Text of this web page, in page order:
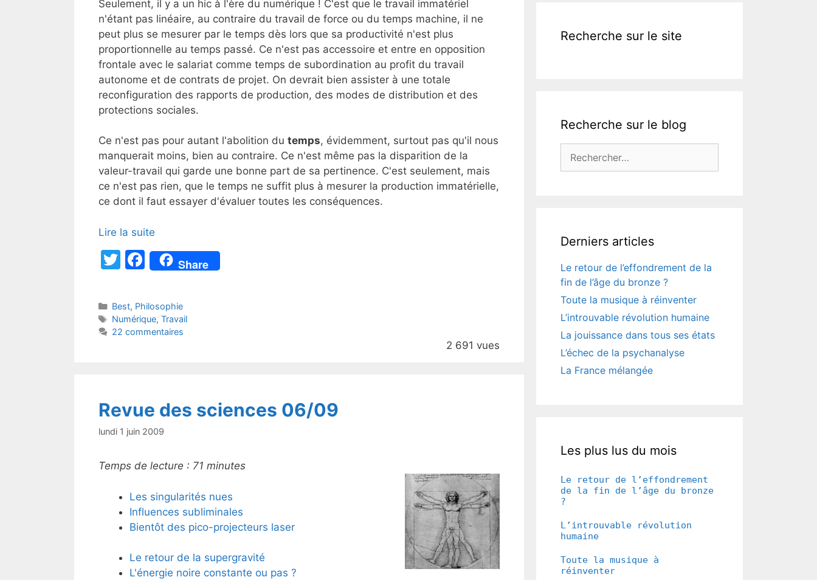
Seulement, il y a un hic à l'ère du numérique ! C'est que le travail immatériel
n'étant pas linéaire, au contraire du travail de force ou du temps machine, il ne
peut plus se mesurer par le temps dès lors que sa productivité n'est plus
proportionnelle au temps passé. Ce n'est pas accessoire et entre en opposition
frontale avec le salariat comme temps de subordination au profit du travail
autonome et de contrats de projet. On devrait bien assister à une totale
reconfiguration des rapports de production, des modes de distribution et des
protections sociales.
Ce n'est pas pour autant l'abolition du temps, évidemment, surtout pas qu'il nous
manquerait moins, bien au contraire. Ce n'est même pas la disparition de la
valeur-travail qui garde une bonne part de sa pertinence. C'est seulement, mais
ce n'est pas rien, que le temps ne suffit plus à mesurer la production immatérielle,
ce dont il faut essayer d'évaluer toutes les conséquences.
Lire la suite
T
itt
er
F
a
c
e
b
Share
Catégories
Best, Philosophie
Étiquettes
Numérique, Travail
22 commentaires
2 691 vues
Revue des sciences 06/09
lundi 1 juin 2009
Temps de lecture : 71 minutes
Les singularités nues
Influences subliminales
Bientôt des pico-projecteurs laser
Le retour de la supergravité
L'énergie noire constante ou pas ?
Recherche sur le site
Recherche sur le blog
Derniers articles
Le retour de l’effondrement de la
fin de l’âge du bronze ?
Toute la musique à réinventer
L’introuvable révolution humaine
La jouissance dans tous ses états
L’échec de la psychanalyse
La France mélangée
Les plus lus du mois
Le retour de l’effondrement
de la fin de l’âge du bronze
?
L’introuvable révolution
humaine
Toute la musique à
réinventer